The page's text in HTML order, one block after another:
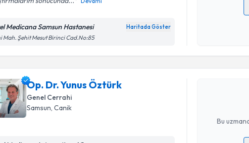
Medicana Samsun Hastanesi Haritada Göster
Mah. Şehit Mesut Birinci Cad.No:85
Kişisel
Op. Dr. Yunus Öztürk
Genel Cerrahi
Samsun , Canik
Bu
Op. Dr. Yunus
Size bu uzmandan